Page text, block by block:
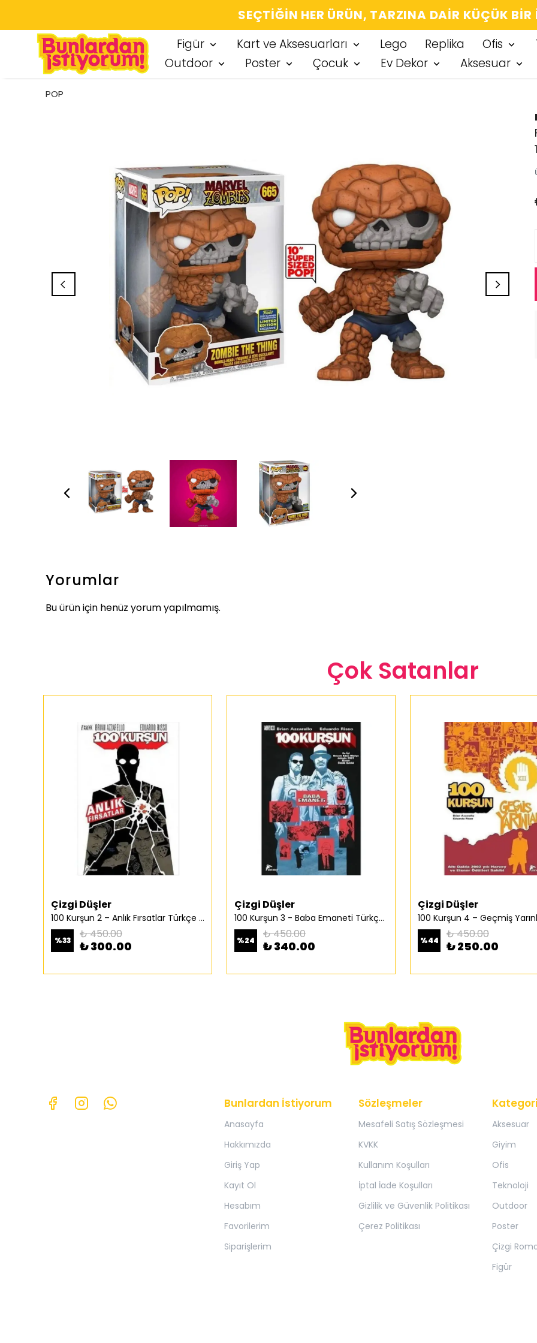
SEÇTIĞIN HER ÜRÜN, TARZINA DAIR KÜÇÜK
Figür Kart ve Aksesuarları Lego Replika Ofis
Outdoor
Poster Çocuk Ev Dekor Aksesuar
POP
Yorumlar
Bu ürün için henüz yorum yapılmamış.
Çok Satanlar
Çizgi Düşler
100 Kurşun 2 – Anlık Fırsatlar Türkçe Çizgi Roman
%33 ₺ 450.00
₺ 300.00
Çizgi Düşler
100 Kurşun 3 - Baba Emaneti Türkçe Çizgi Roman
%24 ₺ 450.00
₺ 340.00
Çizgi Düşler
%44 ₺ 450.00
₺ 250.00
Bunlardan İstiyorum
Anasayfa
Hakkımızda
Giriş Yap
Kayıt Ol
Hesabım
Favorilerim
Siparişlerim
Sözleşmeler
Mesafeli Satış Sözleşmesi
KVKK
Kullanım Koşulları
İptal İade Koşulları
Gizlilik ve Güvenlik Politikası
Çerez Politikası
Aksesuar
Giyim
Ofis
Teknoloji
Outdoor
Poster
Çizgi
Figür